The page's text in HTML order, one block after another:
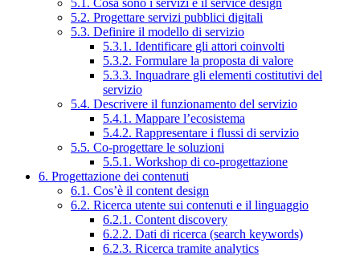
5.1. Cosa sono i servizi e il service design
5.2. Progettare servizi pubblici digitali
5.3. Definire il modello di servizio
5.3.1. Identificare gli attori coinvolti
5.3.2. Formulare la proposta di valore
5.3.3. Inquadrare gli elementi costitutivi del
servizio
5.4. Descrivere il funzionamento del servizio
5.4.1. Mappare l’ecosistema
5.4.2. Rappresentare i flussi di servizio
5.5. Co-progettare le soluzioni
5.5.1. Workshop di co-progettazione
6. Progettazione dei contenuti
6.1. Cos’è il content design
6.2. Ricerca utente sui contenuti e il linguaggio
6.2.1. Content discovery
6.2.2. Dati di ricerca (search keywords)
6.2.3. Ricerca tramite analytics